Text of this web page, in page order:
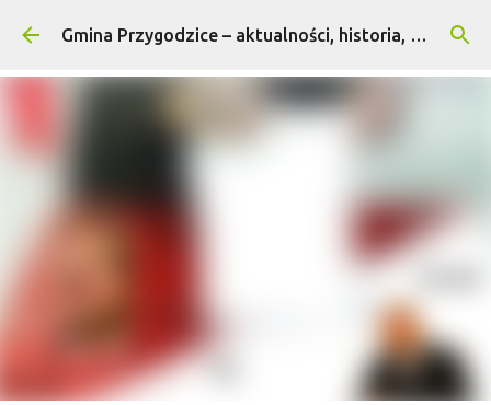
Przejdź do głównej zawartości Gmina Przygodzice – aktualności, historia, turystyka